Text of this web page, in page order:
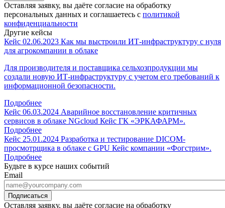
Оставляя заявку, вы даёте согласие на обработку
персональных данных и соглашаетесь с политикой
конфиденциальности
Другие кейсы
Кейс 02.06.2023 Как мы выстроили ИТ-инфраструктуру с нуля
для агрокомпании в облаке
Для производителя и поставщика сельхозпродукции мы
создали новую ИТ-инфраструктуру с учетом его требований к
информационной безопасности.
Подробнее
Кейс 06.03.2024 Аварийное восстановление критичных
сервисов в облаке NGcloud Кейс ГК «ЭРКАФАРМ».
Подробнее
Кейс 25.01.2024 Разработка и тестирование DICOM-
просмотрщика в облаке с GPU Кейс компании «Фогстрим».
Подробнее
Будьте в курсе наших событий
Email
Оставляя заявку, вы даёте согласие на обработку